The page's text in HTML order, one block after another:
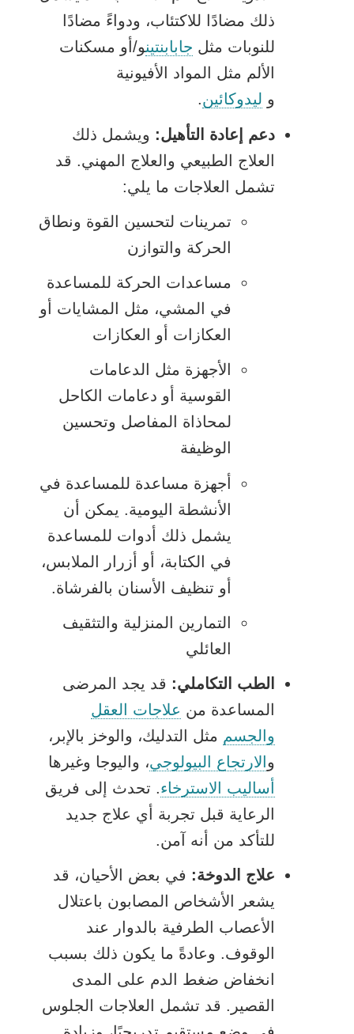
ذلك مضادًا للاكتئاب، ودواءً مضادًا
للنوبات مثل جابابنتينو/أو مسكنات
الألم مثل
المواد الأفيونية
و ليدوكائين.
دعم إعادة التأهيل: ويشمل ذلك
العلاج الطبيعي والعلاج المهني. قد
تشمل العلاجات ما يلي:
تمرينات لتحسين القوة ونطاق
الحركة والتوازن
مساعدات الحركة للمساعدة
في المشي، مثل المشايات أو
العكازات أو العكازات
الأجهزة مثل الدعامات
القوسية أو دعامات الكاحل
لمحاذاة المفاصل وتحسين
الوظيفة
أجهزة مساعدة للمساعدة في
الأنشطة اليومية. يمكن أن
يشمل ذلك أدوات للمساعدة
في الكتابة، أو أزرار الملابس،
أو تنظيف الأسنان بالفرشاة.
التمارين المنزلية والتثقيف
العائلي
الطب التكاملي: قد يجد المرضى
المساعدة من علاجات العقل
والجسم مثل التدليك، والوخز بالإبر،
و الارتجاع البيولوجي، واليوجا وغيرها
أساليب الاسترخاء. تحدث إلى فريق
الرعاية قبل تجربة أي علاج جديد
للتأكد من أنه آمن.
علاج الدوخة: في بعض الأحيان، قد
يشعر الأشخاص المصابون باعتلال
الأعصاب الطرفية بالدوار عند
الوقوف. وعادةً ما يكون ذلك بسبب
انخفاض ضغط الدم على المدى
القصير. قد تشمل العلاجات الجلوس